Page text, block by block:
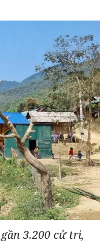
3.200 cử tri,